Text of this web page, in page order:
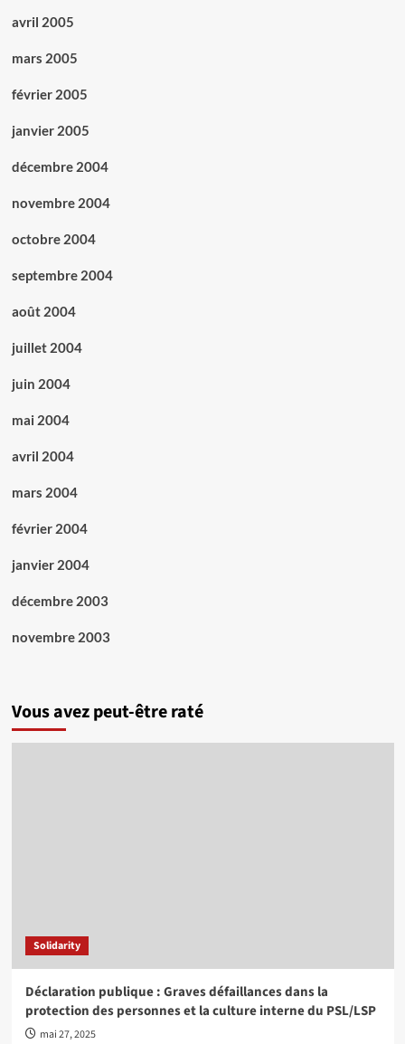
avril 2005
mars 2005
février 2005
janvier 2005
décembre 2004
novembre 2004
octobre 2004
septembre 2004
août 2004
juillet 2004
juin 2004
mai 2004
avril 2004
mars 2004
février 2004
janvier 2004
décembre 2003
novembre 2003
Vous avez peut-être raté
Solidarity
Déclaration publique : Graves défaillances dans la
protection des personnes et la culture interne du PSL/LSP
mai 27, 2025